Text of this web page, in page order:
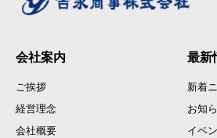
会社案内
ご挨拶
経営理念
会社概要
最新
新着
お知
イベ